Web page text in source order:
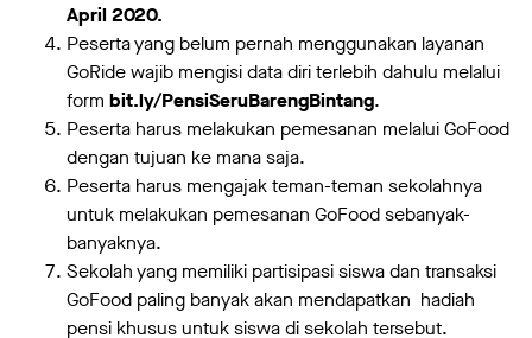
April 2020.
Peserta yang belum pernah menggunakan layanan
GoRide wajib mengisi data diri terlebih dahulu melalui
form bit.ly/PensiSeruBarengBintang.
Peserta harus melakukan pemesanan melalui GoFood
dengan tujuan ke mana saja.
Peserta harus mengajak teman-teman sekolahnya
untuk melakukan pemesanan GoFood sebanyak-
banyaknya.
Sekolah yang memiliki partisipasi siswa dan transaksi
GoFood paling banyak akan mendapatkan hadiah
pensi khusus untuk siswa di sekolah tersebut.